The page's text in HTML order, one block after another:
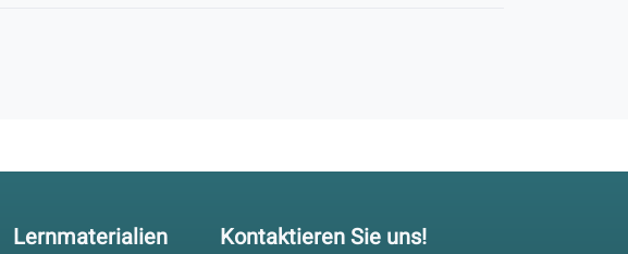
Lernmaterialien Kontaktieren Sie uns!